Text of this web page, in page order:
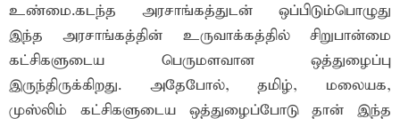
உண்மை.கடந்த அரசாங்கத்துடன் ஒப்பிடும்பொழுது
இந்த அரசாங்கத்தின் உருவாக்கத்தில் சிறுபான்மை
கட்சிகளுடைய பெருமளவான ஒத்துழைப்பு
இருந்திருக்கிறது. அதேபோல், தமிழ், மலையக,
முஸ்லிம் கட்சிகளுடைய ஒத்துழைப்போடு தான் இந்த